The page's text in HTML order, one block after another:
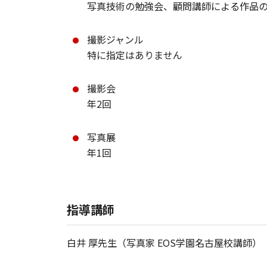
写真技術の勉強会、顧問講師による作品
撮影ジャンル
特に指定はありません
撮影会
年2回
写真展
年1回
指導講師
白井 厚先生（写真家 EOS学園名古屋校講師）